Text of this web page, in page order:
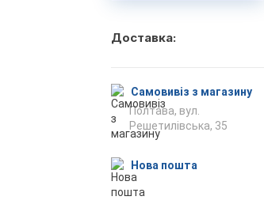
Доставка:
Самовивіз з магазину
Полтава, вул.
Решетилівська, 35
Нова пошта